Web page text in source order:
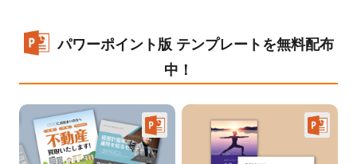
パワーポイント版 テンプレートを無料配布
中！